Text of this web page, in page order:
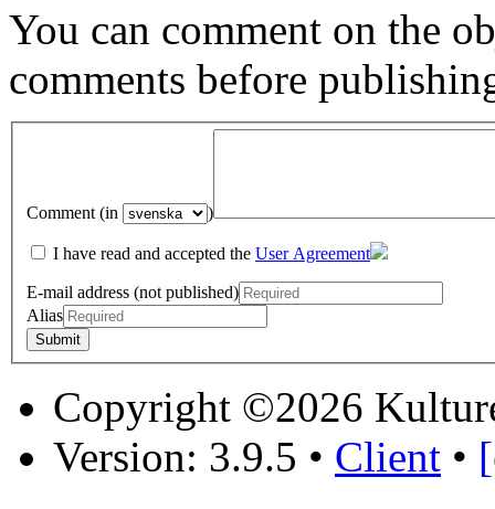
You can comment on the
comments before
Comment (in )
I have read and accepted the User Agreement
E-mail address (not published)
Alias
Copyright ©2026
Version: 3.9.5 • Client •